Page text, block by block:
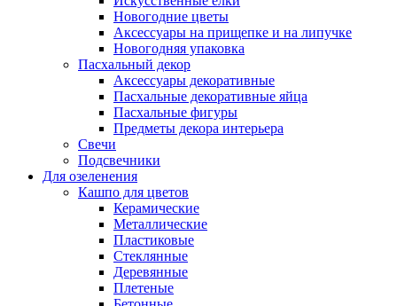
Новогодние цветы
Аксессуары на прищепке и на липучке
Новогодняя упаковка
Пасхальный декор
Аксессуары декоративные
Пасхальные декоративные яйца
Пасхальные фигуры
Предметы декора интерьера
Свечи
Подсвечники
Для озеленения
Кашпо для цветов
Керамические
Металлические
Пластиковые
Стеклянные
Деревянные
Плетеные